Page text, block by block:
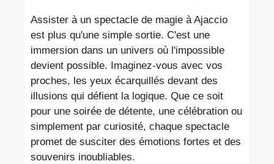
Assister à un spectacle de magie à Ajaccio
est plus qu'une simple sortie. C'est une
immersion dans un univers où l'impossible
devient possible. Imaginez-vous avec vos
proches, les yeux écarquillés devant des
illusions qui défient la logique. Que ce soit
pour une soirée de détente, une célébration ou
simplement par curiosité, chaque spectacle
promet de susciter des émotions fortes et des
souvenirs inoubliables.